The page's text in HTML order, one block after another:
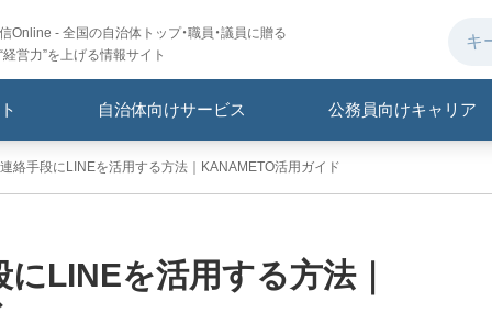
Online - 全国の自治体トップ・職員・議員に贈る
経営力”を上げる情報サイト
自治体向けサービス 公務員向けキャリア
絡手段にLINEを活用する方法｜KANAMETO活用ガイド
LINEを活用する方法｜